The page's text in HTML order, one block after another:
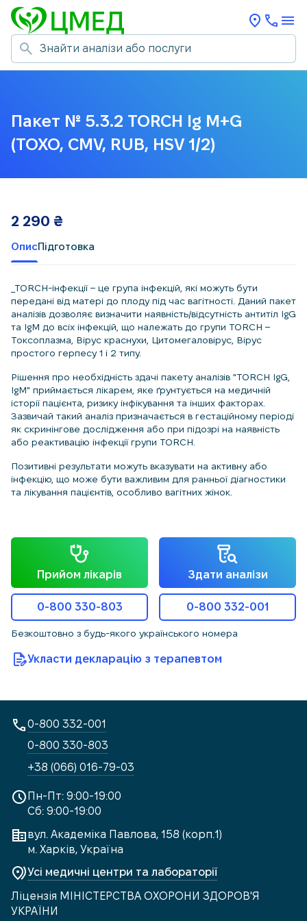
Пакет № 5.3.2 TORCH Ig M+G
(TOXO, CMV, RUB, HSV 1/2)
ОписПідготовка
_TORCH-інфекції – це група інфекцій, які можуть бути
передані від матері до плоду під час вагітності. Даний пакет
аналізів дозволяє визначити наявність/відсутність антитіл IgG
та IgM до всіх інфекцій, що належать до групи TORCH –
Токсоплазма, Вірус краснухи, Цитомегаловірус, Вірус
простого герпесу 1 і 2 типу.
Рішення про необхідність здачі пакету аналізів "TORCH IgG,
IgM" приймається лікарем, яке ґрунтується на медичній
історії пацієнта, ризику інфікування та інших факторах.
Зазвичай такий аналіз призначається в гестаційному періоді
як скринінгове дослідження або при підозрі на наявність
або реактивацію інфекції групи TORCH.
Позитивні результати можуть вказувати на активну або
інфекцію, що може бути важливим для ранньої діагностики
та лікування пацієнтів, особливо вагітних жінок.
2 290 ₴
Прийом лікарів Здати аналізи
0-800 330-803 0-800 332-001
Безкоштовно з будь-якого українського номера
Укласти декларацію з терапевтом
Пн-Пт: 9:00-19:00
Сб: 9:00-19:00
вул. Академіка Павлова, 158 (корп.1)
м. Харків, Україна
Усі медичні центри та лабораторії
Ліцензія МІНІСТЕРСТВА ОХОРОНИ ЗДОРОВ'Я
УКРАЇНИ
0-800 332-001
0-800 330-803
+38 (066) 016-79-03